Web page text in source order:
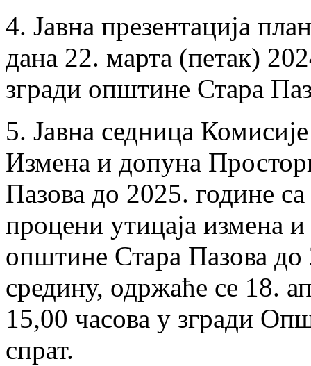
4. Jавна презентација
дана 22. марта (петак)
згради општине Стара
5. Јaвна седница
Измена и допуна
Пазова до 2025. године
процени утицаја измена
општине Стара Пазова
средину, одржаће се 18.
15,00 часова у згради
спрат.